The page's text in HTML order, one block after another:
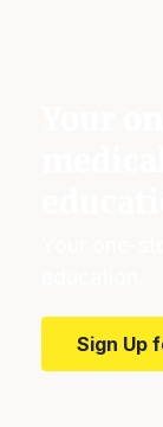
Sign Up